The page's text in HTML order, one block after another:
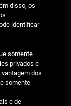
disso, os
identificar
somente
privados e
dos
somente
e de